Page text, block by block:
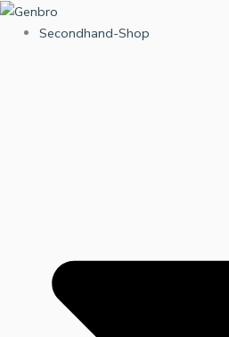
Zum
Inhalt Secondhand-Shop